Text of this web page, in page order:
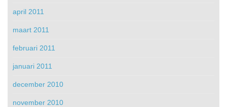
april 2011
maart 2011
februari 2011
januari 2011
december 2010
november 2010